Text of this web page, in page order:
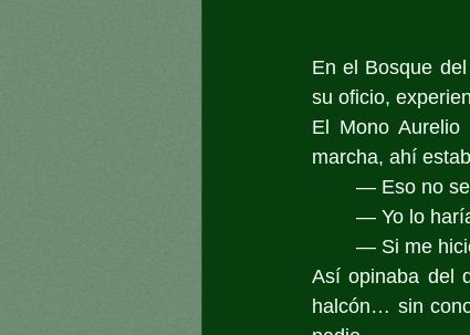
En el Bosque
su oficio,
El Mono
marcha, ahí
— Eso no
— Yo lo
— Si me
Así opinaba del
halcón… sin